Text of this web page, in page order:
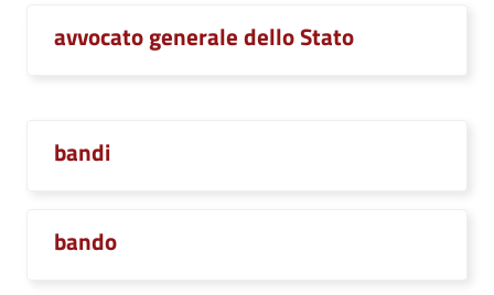
avvocato generale dello Stato
bandi
bando